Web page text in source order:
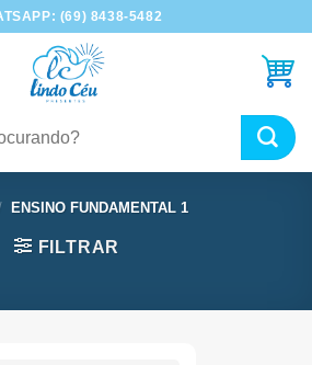
(69) 8438-5482
ENSINO FUNDAMENTAL 1
FILTRAR